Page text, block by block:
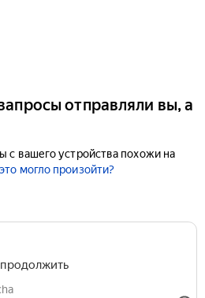
отправляли вы, а
с вашего устройства похожи на
могло произойти?